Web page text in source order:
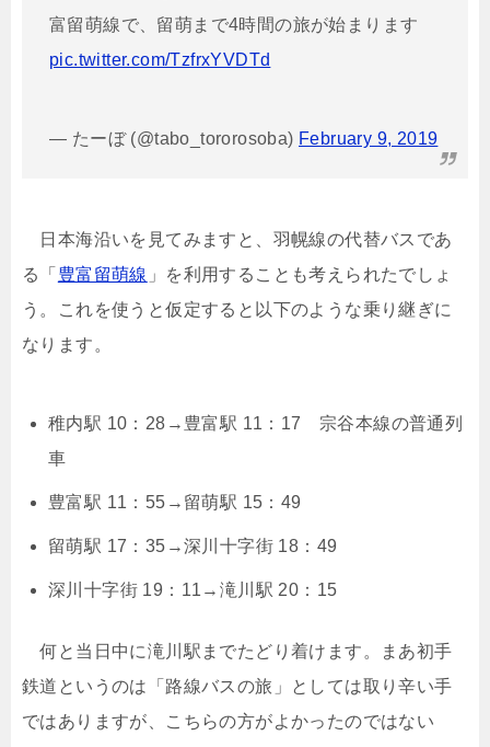
富留萌線で、留萌まで4時間の旅が始まります
pic.twitter.com/TzfrxYVDTd
— たーぼ (@tabo_tororosoba) February 9, 2019
日本海沿いを見てみますと、羽幌線の代替バスであ
る「 豊富留萌線 」を利用することも考えられたでしょ
う。これを使うと仮定すると以下のような乗り継ぎに
なります。
稚内駅 10：28→豊富駅 11：17 宗谷本線の普通列
車
豊富駅 11：55→留萌駅 15：49
留萌駅 17：35→深川十字街 18：49
深川十字街 19：11→滝川駅 20：15
何と当日中に滝川駅までたどり着けます。まあ初手
鉄道というのは「路線バスの旅」としては取り辛い手
ではありますが、こちらの方がよかったのではない